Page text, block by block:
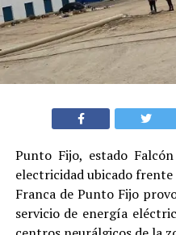
Punto Fijo, estado
electricidad ubicado
Franca de Punto Fijo
servicio de energía